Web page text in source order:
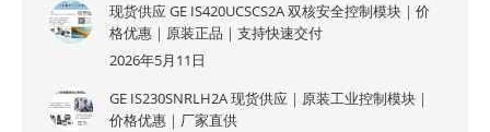
现货供应 GE IS420UCSCS2A 双核安全控制模块｜价
格优惠｜原装正品｜支持快速交付
2026年5月11日
GE IS230SNRLH2A 现货供应｜原装工业控制模块｜
价格优惠｜厂家直供